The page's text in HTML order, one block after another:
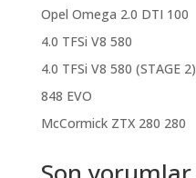
Opel Omega 2.0 DTI 100
4.0 TFSi V8 580
4.0 TFSi V8 580 (STAGE 2)
848 EVO
McCormick ZTX 280 280